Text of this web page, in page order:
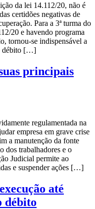
da lei 14.112/20, não é
certidões negativas de
Para a 3ª turma do
20 e havendo programa
tornou-se indispensável a
débito […]
principais
regulamentada na
empresa em grave crise
a manutenção da fonte
dos trabalhadores e o
Judicial permite ao
e suspender ações […]
até
débito